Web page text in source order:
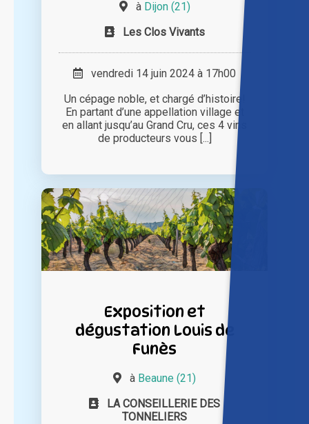
à Dijon (21)
Les Clos Vivants
vendredi 14 juin 2024 à 17h00
Un cépage noble, et chargé d’histoire!
En partant d’une appellation village et
en allant jusqu’au Grand Cru, ces 4 vins
de producteurs vous [...]
Exposition et
dégustation Louis de
Funès
à Beaune (21)
LA CONSEILLERIE DES
TONNELIERS